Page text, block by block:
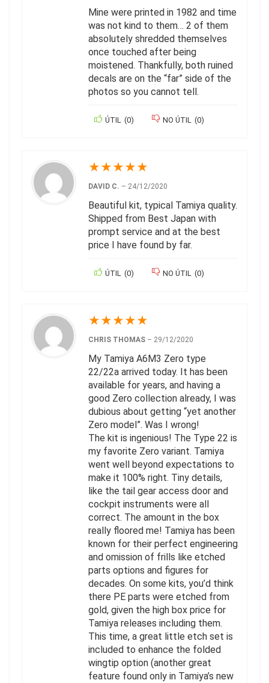
Mine were printed in 1982 and time
was not kind to them… 2 of them
absolutely shredded themselves
once touched after being
moistened. Thankfully, both ruined
decals are on the “far” side of the
photos so you cannot tell.
ÚTIL (0) NO ÚTIL (0)
★★★★★
DAVID C. – 24/12/2020
Beautiful kit, typical Tamiya quality.
Shipped from Best Japan with
prompt service and at the best
price I have found by far.
ÚTIL (0) NO ÚTIL (0)
★★★★★
CHRIS THOMAS – 29/12/2020
My Tamiya A6M3 Zero type
22/22a arrived today. It has been
available for years, and having a
good Zero collection already, I was
dubious about getting “yet another
Zero model”. Was I wrong!
The kit is ingenious! The Type 22 is
my favorite Zero variant. Tamiya
went well beyond expectations to
make it 100% right. Tiny details,
like the tail gear access door and
cockpit instruments were all
correct. The amount in the box
really floored me! Tamiya has been
known for their perfect engineering
and omission of frills like etched
parts options and figures for
decades. On some kits, you’d think
there PE parts were etched from
gold, given the high box price for
Tamiya releases including them.
This time, a great little etch set is
included to enhance the folded
wingtip option (another great
feature found only in Tamiya’s new